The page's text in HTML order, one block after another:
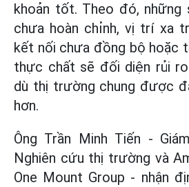
khoản tốt. Theo đó, những
chưa hoàn chỉnh, vị trí xa
kết nối chưa đồng bộ hoặc
thực chất sẽ đối diện rủi
dù thị trường chung được
hơn.
Ông Trần Minh Tiến -
Nghiên cứu thị trường và
One Mount Group - nhận